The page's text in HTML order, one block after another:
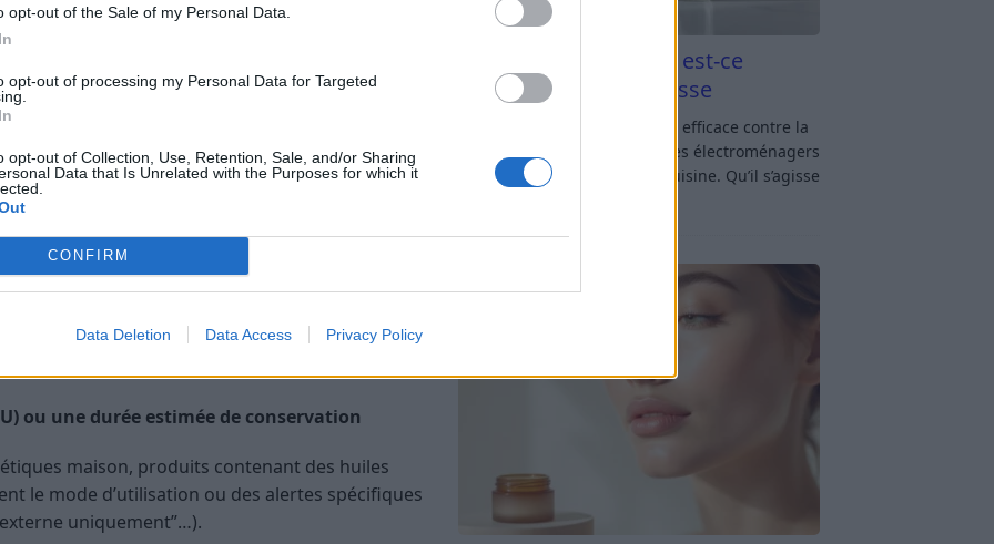
opt-out of the Sale of my Personal Data.
opt-out of processing my Personal Data for Targeted
opt-out of Collection, Use, Retention, Sale, and/or Sharing
Data that Is Unrelated with the Purposes for which it
CONFIRM
Data Deletion Data Access Privacy Policy
: appliquez l’étiquette dès que votre produit est
toute confusion, surtout si vous préparez
l’étiquette
toujours :
ou actifs principaux)
ou une durée estimée de conservation
maison, produits contenant des huiles
le mode d’utilisation ou des alertes spécifiques
externe uniquement”…).
Vinaigre blanc et four est-ce
efficace contre la graisse
Vinaigre blanc et four : est-ce efficace contre la
graisse ? Le four fait partie des électroménagers
les plus sollicités dans une cuisine. Qu’il s’agisse